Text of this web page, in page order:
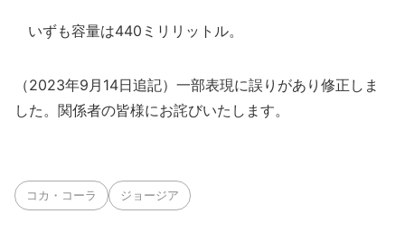
いずも容量は440ミリリットル。
（2023年9月14日追記）一部表現に誤りがあり修正しま
した。関係者の皆様にお詫びいたします。
コカ・コーラ ジョージア